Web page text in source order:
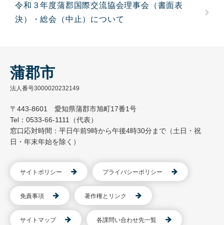
令和３年度蒲郡国際交流協会理事会（書面表
決）・総会（中止）について
蒲郡市
法人番号3000020232149
〒443-8601 愛知県蒲郡市旭町17番1号
Tel：0533-66-1111（代表）
窓口応対時間：平日午前9時から午後4時30分まで（土日・祝
日・年末年始を除く）
サイトポリシー プライバシーポリシー
免責事項 著作権とリンク
サイトマップ 各課問い合わせ先一覧